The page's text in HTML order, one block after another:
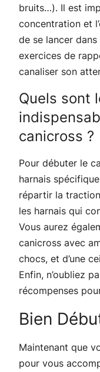
bruits…). Il est
concentration et
de se lancer
exercices de
canaliser son
Quels sont
canicross ?
Pour débuter le
harnais
répartir la
les harnais qui
Vous aurez
canicross avec
chocs, et d’une
Enfin, n’oubliez
récompenses
Bien
Maintenant que
pour vous